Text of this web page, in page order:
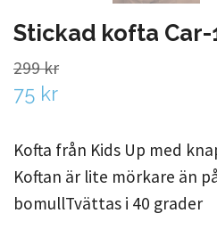
Stickad kofta Car-
299 kr
75 kr
Kofta från Kids Up med
Koftan är lite mörkare än
bomullTvättas i 40 grader